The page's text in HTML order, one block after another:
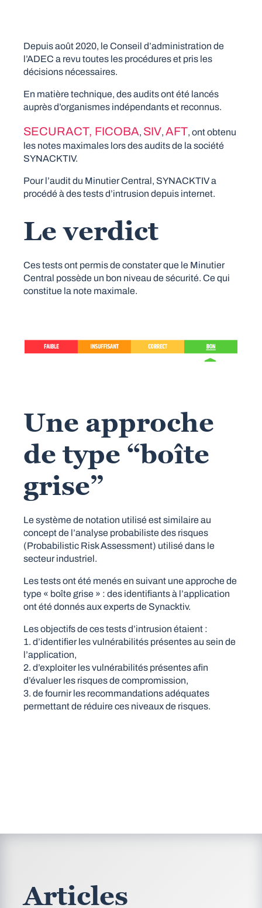
Depuis août 2020, le Conseil d’administration de
l’ADEC a revu toutes les procédures et pris les
décisions nécessaires.
En matière technique, des audits ont été lancés
auprès d’organismes indépendants et reconnus.
SECURACT, FICOBA, SIV, AFT, ont obtenu
les notes maximales lors des audits de la société
SYNACKTIV.
Pour l’audit du Minutier Central, SYNACKTIV a
procédé à des tests d’intrusion depuis internet.
Le verdict
Ces tests ont permis de constater que le Minutier
Central possède un bon niveau de sécurité. Ce qui
constitue la note maximale.
Une approche
de type “boîte
grise”
Le système de notation utilisé est similaire au
concept de l’analyse probabiliste des risques
(Probabilistic Risk Assessment) utilisé dans le
secteur industriel.
Les tests ont été menés en suivant une approche de
type « boîte grise » : des identifiants à l’application
ont été donnés aux experts de Synacktiv.
Les objectifs de ces tests d’intrusion étaient :
d’identifier les vulnérabilités présentes au sein de
l’application,
d’exploiter les vulnérabilités présentes afin
d’évaluer les risques de compromission,
de fournir les recommandations adéquates
permettant de réduire ces niveaux de risques.
Articles